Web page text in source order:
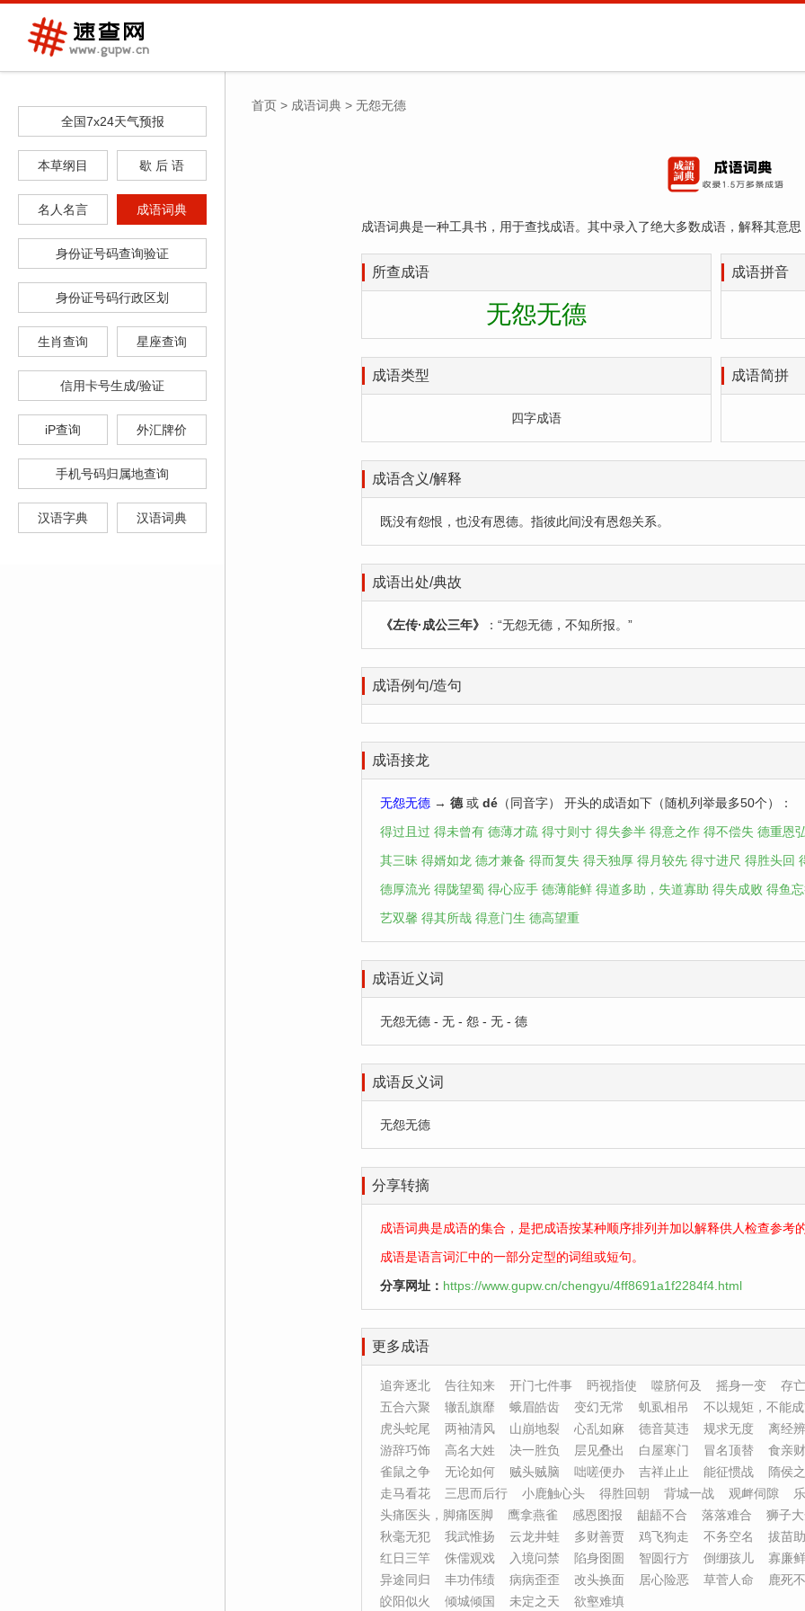
全国7x24天气预报
本草纲目 歇 后 语
名人名言 成语词典
身份证号码查询验证
身份证号码行政区划
生肖查询 星座查询
信用卡号生成/验证
iP查询 外汇牌价
手机号码归属地查询
汉语字典 汉语词典
首页 > 成语词典 > 无怨无德
成语词典是一种工具书，用于查找成语。其中录入了绝大多数成语，解释其意
所查成语
无怨无德
成语拼音
成语类型
四字成语
成语简拼
成语含义/解释
既没有怨恨，也没有恩德。指彼此间没有恩怨关系。
成语出处/典故
《左传·成公三年》 ：“无怨无德，不知所报。”
成语例句/造句
成语接龙
无怨无德 → 德 或 dé （同音字） 开头的成语如下（随机列举最多50个）：
得过且过 得未曾有 德薄才疏 得寸则寸 得失参半 得意之作 得不偿失 德重恩
其三昧 得婿如龙 德才兼备 得而复失 得天独厚 得月较先 得寸进尺 得胜头回
德厚流光 得陇望蜀 得心应手 德薄能鲜 得道多助，失道寡助 得失成败 得鱼
艺双馨 得其所哉 得意门生 德高望重
成语近义词
无怨无德 - 无 - 怨 - 无 - 德
成语反义词
无怨无德
分享转摘
成语词典是成语的集合，是把成语按某种顺序排列并加以解释供人检查参考
成语是语言词汇中的一部分定型的词组或短句。
分享网址： https://www.gupw.cn/chengyu/4ff8691a1f2284f4.html
更多成语
追奔逐北 告往知来 开门七件事 眄视指使 噬脐何及 摇身一变
存
五合六聚
辙乱旗靡 蛾眉皓齿 变幻无常 虮虱相吊
不以规矩，不能
虎头蛇尾
两袖清风 山崩地裂 心乱如麻 德音莫违 规求无度
离经
游辞巧饰
高名大姓 决一胜负 层见叠出 白屋寒门 冒名顶替
食亲
雀鼠之争
无论如何 贼头贼脑 咄嗟便办 吉祥止止 能征惯战
隋侯
走马看花
三思而后行 小鹿触心头 得胜回朝 背城一战 观衅伺隙
头痛医头，脚痛医脚
鹰拿燕雀 感恩图报 龃龉不合 落落难合
狮子
秋毫无犯
我武惟扬 云龙井蛙 多财善贾 鸡飞狗走 不务空名
拔苗
红日三竿
侏儒观戏 入境问禁 陷身囹圄 智圆行方 倒绷孩儿
寡廉
异途同归
丰功伟绩 病病歪歪 改头换面 居心险恶 草菅人命
鹿死
皎阳似火
倾城倾国 未定之天 欲壑难填